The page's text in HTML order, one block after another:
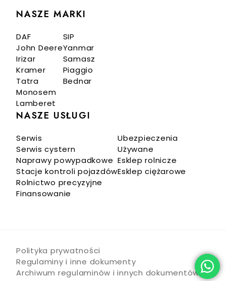
NASZE MARKI
DAF
John Deere
Irizar
Kramer
Tatra
Monosem
Lamberet
SIP
Yanmar
Samasz
Piaggio
Bednar
NASZE USŁUGI
Serwis
Serwis cystern
Naprawy powypadkowe
Stacje kontroli pojazdów
Rolnictwo precyzyjne
Finansowanie
Ubezpieczenia
Używane
Esklep rolnicze
Esklep ciężarowe
Polityka prywatności
Regulaminy i inne dokumenty
Archiwum regulaminów i innych dokumentów